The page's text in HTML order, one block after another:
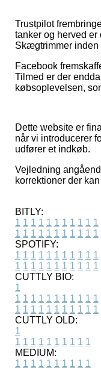
Trustpilot
tanker og herved
Skægtrimmer inden
Facebook
Tilmed er der
købsoplevelsen,
Dette website er
når vi introducerer
udfører et indkøb.
Vejledning
korrektioner der
BITLY:
1 1 1 1 1 1 1 1 1 1 1
1 1 1 1 1 1 1 1 1 1 1
SPOTIFY:
1 1 1 1 1 1 1 1 1 1 1
1 1 1 1 1 1 1 1 1 1 1
CUTTLY BIO:
1
1 1 1 1 1 1 1 1 1 1 1
1 1 1 1 1 1 1 1 1 1 1
CUTTLY OLD:
1
1 1 1 1 1 1 1 1 1 1
MEDIUM:
1 1 1 1 1 1 1 1 1 1